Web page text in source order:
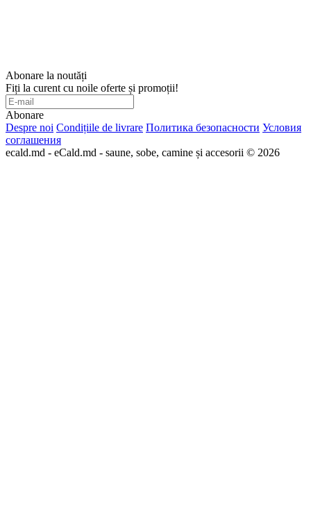
Abonare la noutăți
Fiți la curent cu noile oferte și promoții!
Abonare
Despre noi Condițiile de livrare Политика безопасности Условия
соглашения
ecald.md - eCald.md - saune, sobe, camine și accesorii © 2026